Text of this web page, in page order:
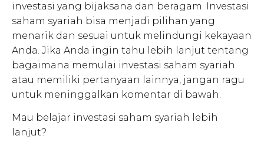
investasi yang bijaksana dan beragam. Investasi
saham syariah bisa menjadi pilihan yang
menarik dan sesuai untuk melindungi kekayaan
Anda. Jika Anda ingin tahu lebih lanjut tentang
bagaimana memulai investasi saham syariah
atau memiliki pertanyaan lainnya, jangan ragu
untuk meninggalkan komentar di bawah.
Mau belajar investasi saham syariah lebih
lanjut?